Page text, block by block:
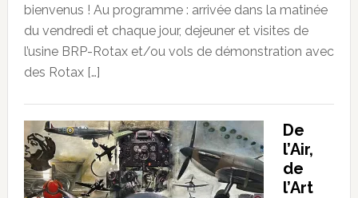
bienvenus ! Au programme : arrivée dans la matinée
du vendredi et chaque jour, dejeuner et visites de
l’usine BRP-Rotax et/ou vols de démonstration avec
des Rotax […]
De
l’Air,
de
l’Art